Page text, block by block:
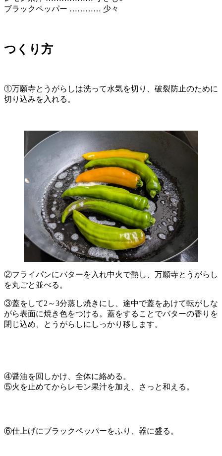
ブラックペッパー ………… 少々
つくり方
①万願寺とうがらしは洗って水気を切り、破裂防止のために
切り込みを入れる。
②フライパンにバターを入れ中火で熱し、万願寺とうがらし
を丸ごと並べる。
③蓋をして2～3分蒸し焼きにし、途中で蓋をあけて転がしな
がら表面に焼き色をつける。蓋をすることでバターの香りを
閉じ込め、とうがらしにしっかり移します。
④醤油を回しかけ、全体に絡める。
⑤火を止めてからレモン果汁を加え、さっと和える。
⑥仕上げにブラックペッパーをふり、器に盛る。